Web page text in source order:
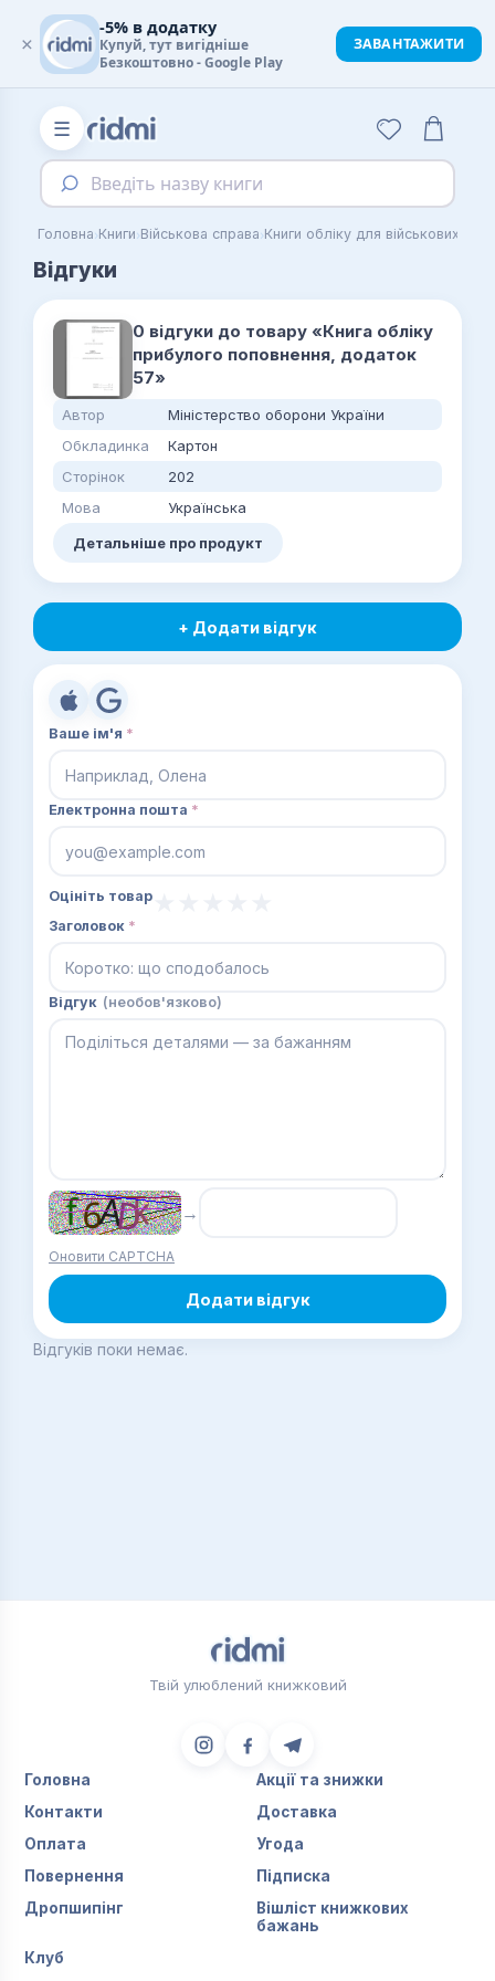
☰
Введіть назву книги
Головна›Книги›Військова справа›Книги обліку для військових
Відгуки
0 відгуки до товару «Книга обліку
прибулого поповнення, додаток
57»
Автор
Міністерство оборони України
Обкладинка
Картон
Сторінок
202
Мова
Українська
Детальніше про продукт
+ Додати відгук
Ваше ім'я *
Електронна пошта *
Оцініть товар
Заголовок *
Відгук (необов'язково)
→
Оновити CAPTCHA
Додати відгук
Відгуків поки немає.
Твій улюблений книжковий
Головна
Акції та знижки
Контакти
Доставка
Оплата
Угода
Повернення
Підписка
Дропшипінг
Вішліст книжкових
бажань
Клуб
×
-5% в додатку
Купуй, тут вигідніше
Безкоштовно - Google Play
ЗАВАНТАЖИТИ